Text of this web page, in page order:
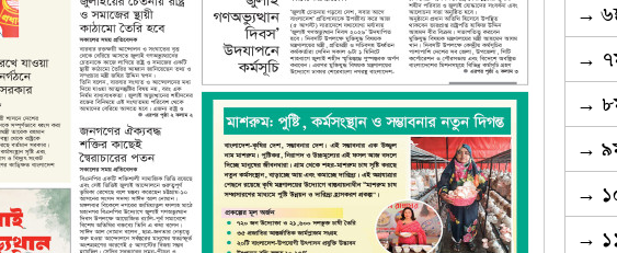
→
→
→
→
→
→